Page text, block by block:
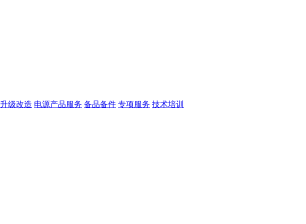
升级改造 电源产品服务 备品备件 专项服务 技术培训